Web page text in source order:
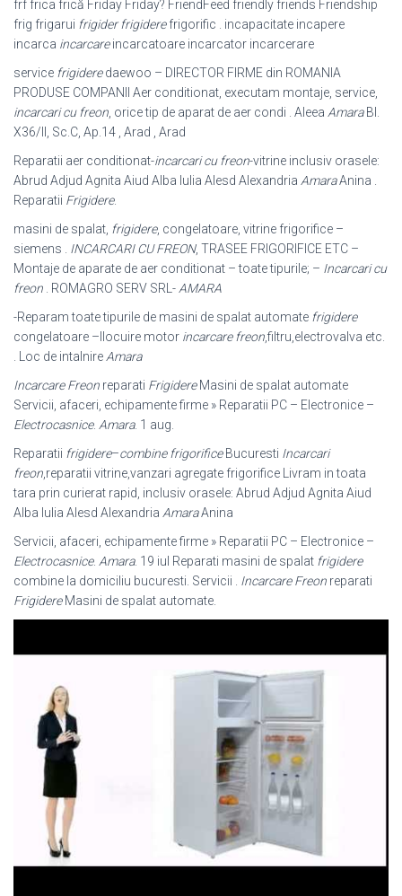
frf frica frică Friday Friday? FriendFeed friendly friends Friendship
frig frigarui frigider frigiderefrigorific . incapacitate incapere
incarca incarcareincarcatoare incarcator incarcerare
service frigideredaewoo – DIRECTOR FIRME din ROMANIA
PRODUSE COMPANII Aer conditionat, executam montaje, service,
incarcari cu freon , orice tip de aparat de aer condi . Aleea AmaraBl.
X36/II, Sc.C, Ap.14 , Arad , Arad
Reparatii aer conditionat-incarcari cu freon-vitrine inclusiv orasele:
Abrud Adjud Agnita Aiud Alba Iulia Alesd Alexandria AmaraAnina .
Reparatii Frigidere.
masini de spalat, frigidere, congelatoare, vitrine frigorifice –
siemens . INCARCARI CU FREON, TRASEE FRIGORIFICE ETC –
Montaje de aparate de aer conditionat – toate tipurile; – Incarcari cu
freon . ROMAGRO SERV SRL- AMARA
-Reparam toate tipurile de masini de spalat automate frigidere
congelatoare – Ilocuire motor incarcare freon,filtru,electrovalva etc.
. Loc de intalnire Amara
Incarcare Freon reparati FrigidereMasini de spalat automate
Servicii, afaceri, echipamente firme » Reparatii PC – Electronice –
Electrocasnice. Amara. 1 aug.
Reparatii frigidere–combine frigorificeBucuresti Incarcari
freon ,reparatii vitrine,vanzari agregate frigorifice Livram in toata
tara prin curierat rapid, inclusiv orasele: Abrud Adjud Agnita Aiud
Alba Iulia Alesd Alexandria AmaraAnina
Servicii, afaceri, echipamente firme » Reparatii PC – Electronice –
Electrocasnice. Amara. 19 iul Reparati masini de spalat frigidere
combine la domiciliu bucuresti. Servicii . Incarcare Freon reparati
FrigidereMasini de spalat automate.